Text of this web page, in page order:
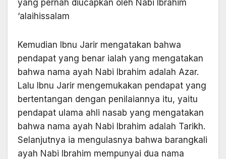
yang pernah diucapkan oleh Nabi Ibrahim
‘alaihissalam
Kemudian Ibnu Jarir mengatakan bahwa
pendapat yang benar ialah yang mengatakan
bahwa nama ayah Nabi Ibrahim adalah Azar.
Lalu Ibnu Jarir mengemukakan pendapat yang
bertentangan dengan penilaiannya itu, yaitu
pendapat ulama ahli nasab yang mengatakan
bahwa nama ayah Nabi Ibrahim adalah Tarikh.
Selanjutnya ia mengulasnya bahwa barangkali
ayah Nabi Ibrahim mempunyai dua nama